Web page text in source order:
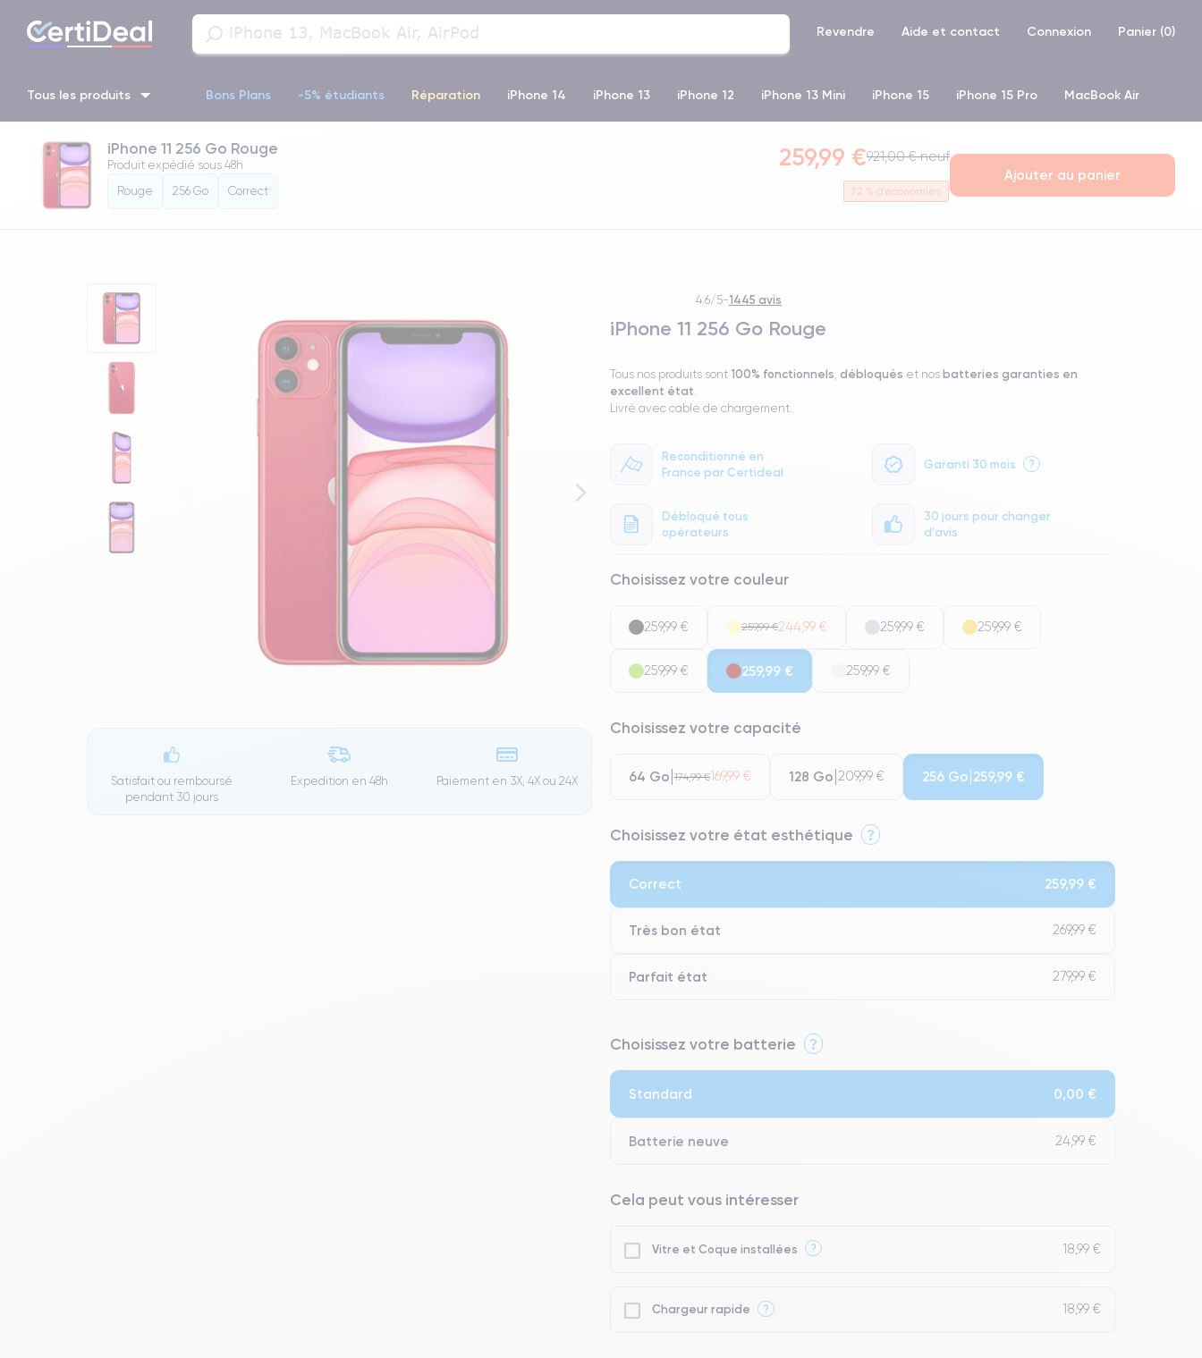
Revendre Aide et contact Connexion Panier (0)
Tous les produits Bons Plans -5% étudiants Réparation iPhone 14 iPhone 13 iPhone 12 iPhone 13 Mini iPhone 15 iPhone 15 Pro MacBook Air
iPhone 16 iPhone 14 Pro iPhone 13 Pro iPhone XR iPhone SE 2 (2020)
iPhone 11 Pro iPhone 14 pro
iPhone 11 256 Go Rouge
Produit expédié sous 48h
Rouge
256 Go Correct
259,99 €921,00 € neuf
72 % d'économies
Ajouter au panier
Satisfait ou remboursé
pendant 30 jours
Expedition en 48h Paiement en 3X, 4X ou 24X
4.6/5-1445 avis
iPhone 11 256 Go Rouge
Tous nos produits sont 100% fonctionnels débloqués et nos batteries garanties en
excellent état
Livré avec cable de chargement.
Reconditionné en
France par Certideal
Garanti 30 mois ?
Débloqué tous
opérateurs
30 jours pour changer
d'avis
Choisissez votre couleur
259,99 € 259,99 €244,99 € 259,99 € 259,99 €
259,99 € 259,99 € 259,99 €
Choisissez votre capacité
64 Go 174,99 €169,99 € 128 Go 209,99 € 256 Go 259,99 €
Choisissez votre état esthétique ?
Correct 259,99 €
Très bon état 269,99 €
Parfait état 279,99 €
⭐ Premium
Choisissez votre batterie ?
Standard 0,00 €
Batterie neuve 24,99 €
Cela peut vous intéresser
Vitre et Coque installées ? 18,99 €
Chargeur rapide ? 18,99 €